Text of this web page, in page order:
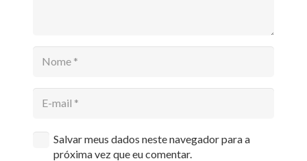
Salvar meus dados neste navegador para a
próxima vez que eu comentar.